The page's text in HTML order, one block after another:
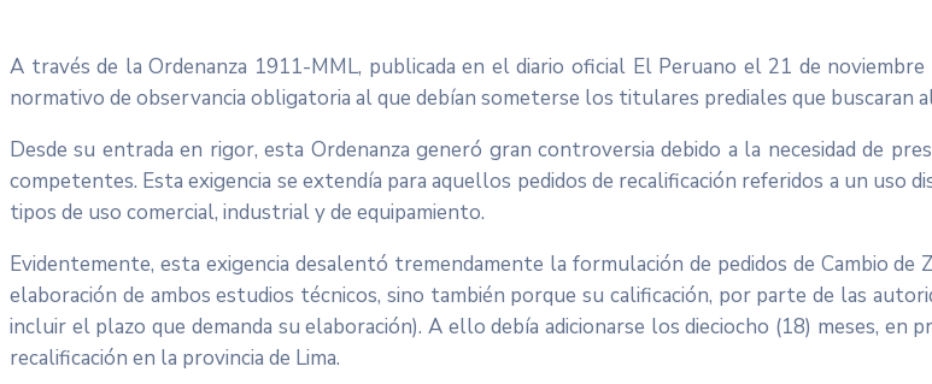
A través de la Ordenanza 1911-MML, publicada en el diario oficial El Peruano el 21 de
normativo de observancia obligatoria al que debían someterse los titulares prediales que buscaran
Desde su entrada en rigor, esta Ordenanza generó gran controversia debido a la necesidad de
competentes. Esta exigencia se extendía para aquellos pedidos de recalificación referidos a un
tipos de uso comercial, industrial y de equipamiento.
Evidentemente, esta exigencia desalentó tremendamente la formulación de pedidos de Cambio
elaboración de ambos estudios técnicos, sino también porque su calificación, por parte de las
incluir el plazo que demanda su elaboración). A ello debía adicionarse los dieciocho (18) meses, en
recalificación en la provincia de Lima.